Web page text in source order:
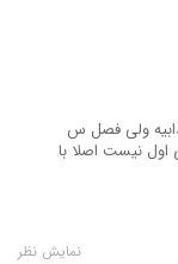
ولی فصل س
اول نیست اصلا با